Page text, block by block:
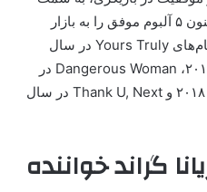
صنعت موسیقی کشیده شد و تا کنون ۵ آلبوم موفق را به بازار
عرضه کرده است. این آلبوم‌ها با نام‌های Yours Truly در سال
۲۰۱۳، My Everything در سال ۲۰۱۴، Dangerous Woman در
سال ۲۰۱۶، Sweetener در سال ۲۰۱۸ و Thank U, Next در سال
گراند خواننده